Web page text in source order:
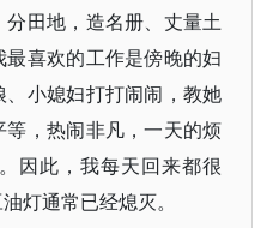
田地，造名册、丈量土
喜欢的工作是傍晚的妇
小媳妇打打闹闹，教她
，热闹非凡，一天的烦
因此，我每天回来都很
灯通常已经熄灭。